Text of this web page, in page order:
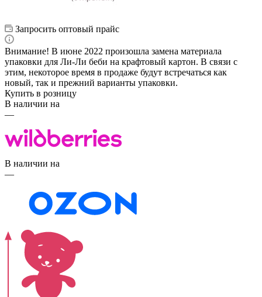
Запросить оптовый прайс
Внимание! В июне 2022 произошла замена материала
упаковки для Ли-Ли беби на крафтовый картон. В связи с
этим, некоторое время в продаже будут встречаться как
новый, так и прежний варианты упаковки.
Купить в розницу
В наличии на
—
В наличии на
—